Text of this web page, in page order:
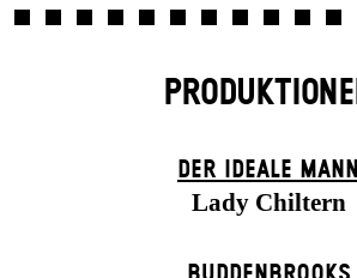
DER IDEALE MANN
Lady Chiltern